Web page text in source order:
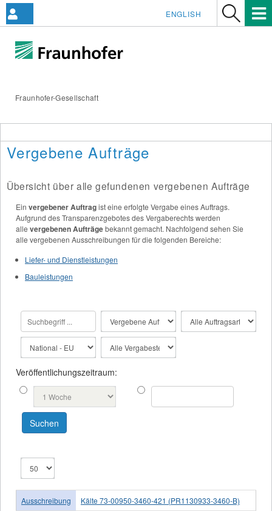
Fraunhofer-Gesellschaft
ENGLISH
Vergebene Aufträge
Übersicht über alle gefundenen vergebenen Aufträge
Ein vergebener Auftragist eine erfolgte Vergabe eines Auftrags.
Aufgrund des Transparenzgebotes des Vergaberechts werden
alle vergebenen Aufträgebekannt gemacht. Nachfolgend sehen Sie
alle vergebenen Ausschreibungen für die folgenden Bereiche:
Liefer- und Dienstleistungen
Bauleistungen
Veröffentlichungszeitraum:
Ausschreibung
Kälte 73-00950-3460-421 (PR1130933-3460-B)